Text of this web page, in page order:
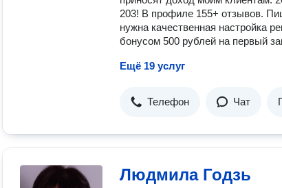
203! В профиле 155+ отзывов.
нужна качественная настройка
бонусом 500 рублей на первый
Ещё 19 услуг
Телефон Чат
Людмила Годзь